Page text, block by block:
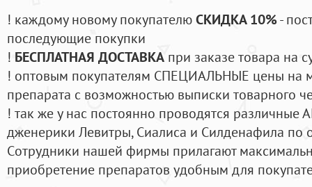
! каждому новому покупателюСКИДКА 10%-
последующие покупки
! БЕСПЛАТНАЯ ДОСТАВКА при заказе товара на
! оптовым покупателям СПЕЦИАЛЬНЫЕ цены на
препарата с возможностью выписки товарного
! так же у нас постоянно проводятся
дженерики Левитры, Сиалиса и Силденафила по
Cотрудники нашей фирмы прилагают
приобретение препаратов удобным для